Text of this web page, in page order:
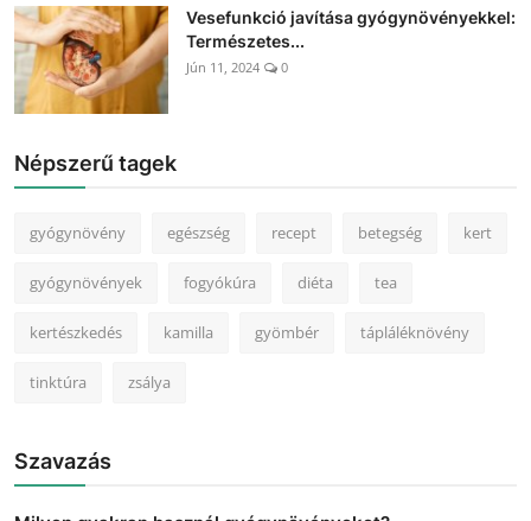
Vesefunkció javítása gyógynövényekkel:
Természetes...
Jún 11, 2024 0
Népszerű tagek
gyógynövény egészség recept betegség kert
gyógynövények fogyókúra diéta tea
kertészkedés kamilla gyömbér tápláléknövény
tinktúra zsálya
Szavazás